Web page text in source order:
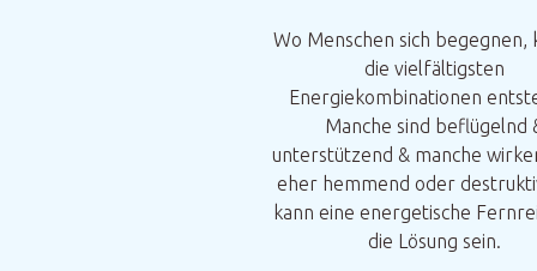
Wo Menschen sich begegnen,
die vielfältigsten
Energiekombinationen
Manche sind beflügelnd
unterstützend & manche
eher hemmend oder
kann eine energetische
die Lösung sein.